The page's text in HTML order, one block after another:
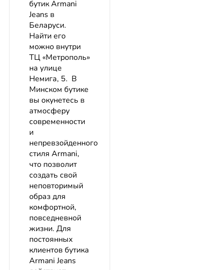
бутик Armani
Jeans в
Беларуси.
Найти его
можно внутри
ТЦ «Метрополь»
на улице
Немига, 5. В
Минском бутике
вы окунетесь в
атмосферу
современности
и
непревзойденного
стиля Armani,
что позволит
создать свой
неповторимый
образ для
комфортной,
повседневной
жизни. Для
постоянных
клиентов бутика
Armani Jeans